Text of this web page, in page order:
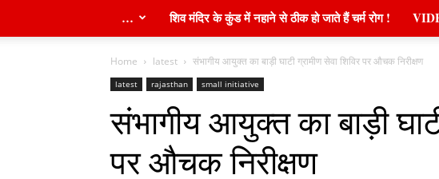
… शिव मंदिर के कुंड में नहाने से ठीक हो जाते हैं चर्म रोग !
Home latest संभागीय आयुक्त का बाड़ी घाटी ग्रामीण सेवा शिविर पर औचक निरीक्षण
latest rajasthan small initiative
संभागीय आयुक्त का बाड़ी
पर औचक निरीक्षण